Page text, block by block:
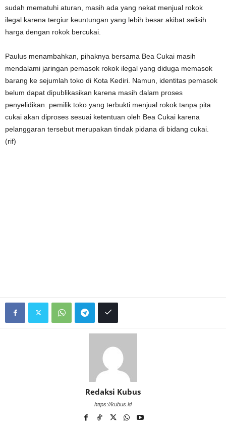
sudah mematuhi aturan, masih ada yang nekat menjual rokok
ilegal karena tergiur keuntungan yang lebih besar akibat selisih
harga dengan rokok bercukai.
Paulus menambahkan, pihaknya bersama Bea Cukai masih
mendalami jaringan pemasok rokok ilegal yang diduga memasok
barang ke sejumlah toko di Kota Kediri. Namun, identitas pemasok
belum dapat dipublikasikan karena masih dalam proses
penyelidikan. pemilik toko yang terbukti menjual rokok tanpa pita
cukai akan diproses sesuai ketentuan oleh Bea Cukai karena
pelanggaran tersebut merupakan tindak pidana di bidang cukai.
(rif)
Redaksi Kubus
https://kubus.id